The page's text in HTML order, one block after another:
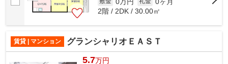
2階 / 2DK / 30.00㎡
賃貸 | マンション グランシャリオＥＡＳＴ
5.7万円